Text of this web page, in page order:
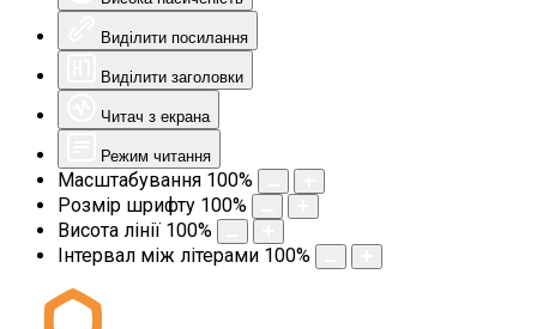
Виділити посилання
Виділити заголовки
Читач з екрана
Режим читання
Масштабування 100%
Розмір шрифту 100%
Висота лінії 100%
Інтервал між літерами 100%